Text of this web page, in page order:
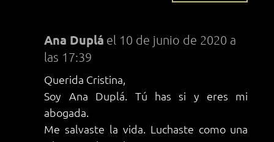
Ana Duplá el 10 de junio de 2020 a
las 17:39
Querida Cristina,
Soy Ana Duplá. Tú has si y eres mi
abogada.
Me salvaste la vida. Luchaste como una